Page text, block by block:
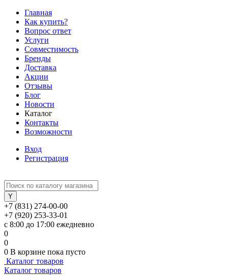
Главная
Как купить?
Вопрос ответ
Услуги
Совместимость
Бренды
Доставка
Акции
Отзывы
Блог
Новости
Каталог
Контакты
Возможности
Вход
Регистрация
+7 (831) 274-00-00
+7 (920) 253-33-01
с 8:00 до 17:00 ежедневно
0
0
0 В корзине пока пусто
Каталог товаров
Каталог товаров